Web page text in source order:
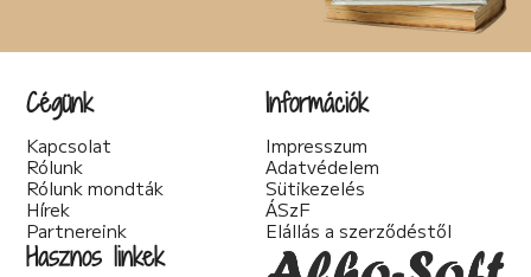
Cégünk
Kapcsolat
Rólunk
Rólunk mondták
Hírek
Partnereink
Információk
Impresszum
Adatvédelem
Sütikezelés
ÁSzF
Elállás a szerződéstől
Hasznos linkek